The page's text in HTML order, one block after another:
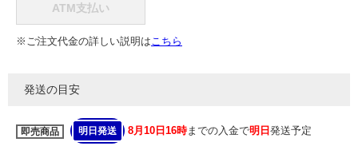
ATM支払い
※ご注文代金の詳しい説明はこちら
発送の目安
即売商品 明日発送 8月10日16時までの入金で明日 発送予定